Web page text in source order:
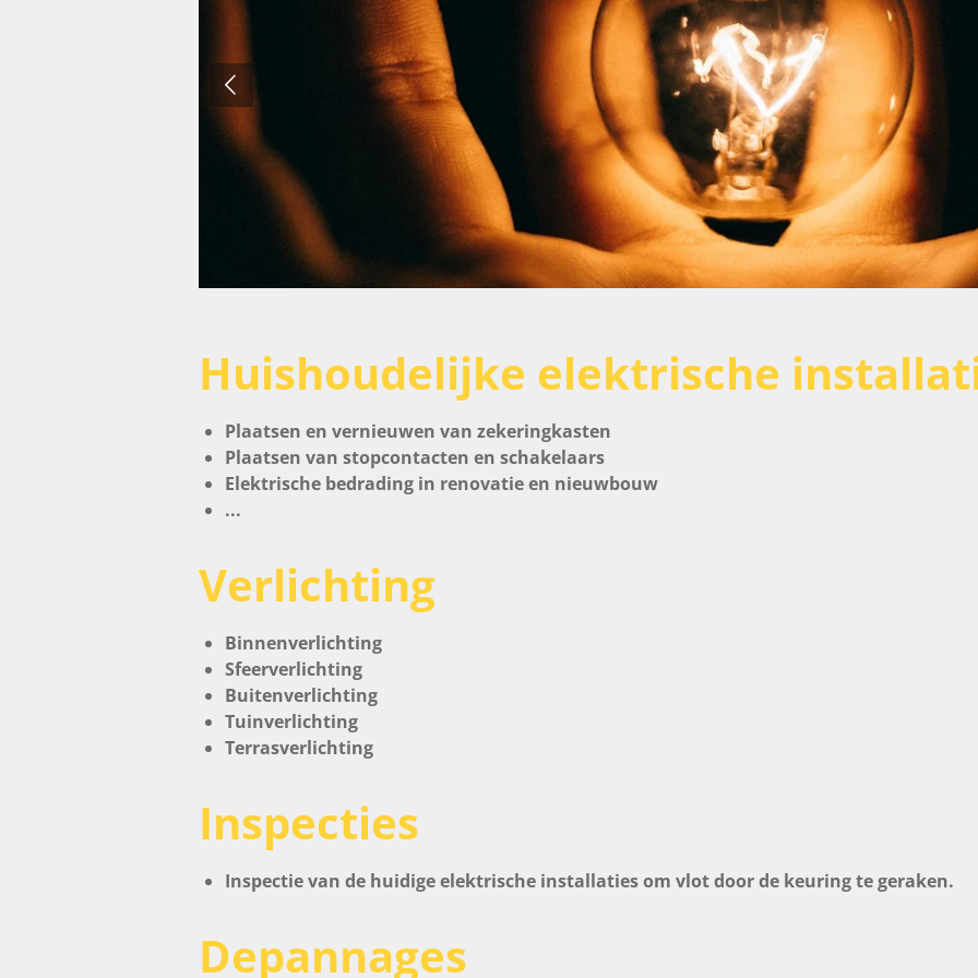
Huishoudelijke elektrische
Plaatsen en vernieuwen van zekeringkasten
Plaatsen van stopcontacten en schakelaars
Elektrische bedrading in renovatie en nieuwbouw
...
Verlichting
Binnenverlichting
Sfeerverlichting
Buitenverlichting
Tuinverlichting
Terrasverlichting
Inspecties
Inspectie van de huidige elektrische installaties om vlot door de keuring te geraken.
Depannages